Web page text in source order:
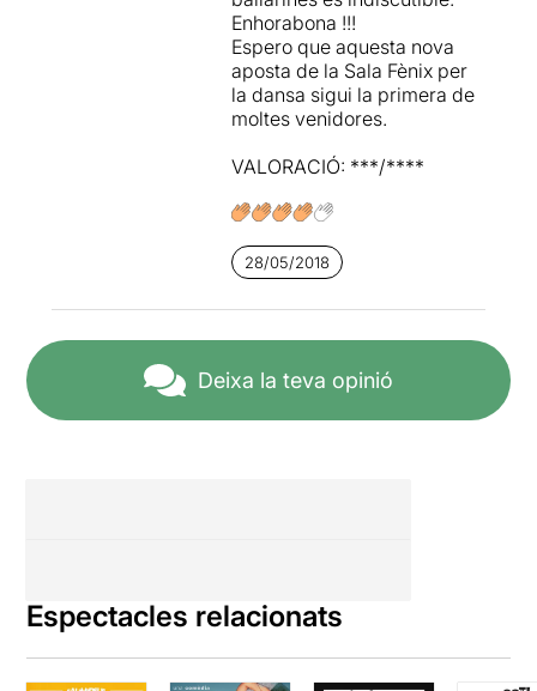
Enhorabona !!!
Espero que aquesta nova
aposta de la Sala Fènix per
la dansa sigui la primera de
moltes venidores.
VALORACIÓ: ***/****
28/05/2018
Deixa la teva opinió
Espectacles relacionats